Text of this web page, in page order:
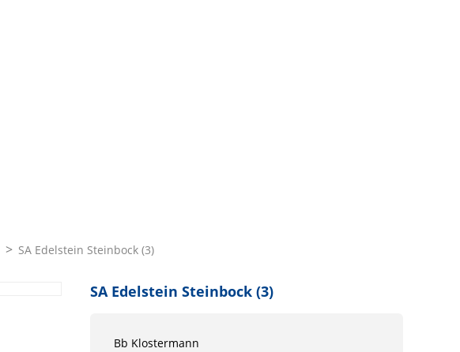
SA Edelstein Steinbock (3)
SA Edelstein Steinbock (3)
Bb Klostermann